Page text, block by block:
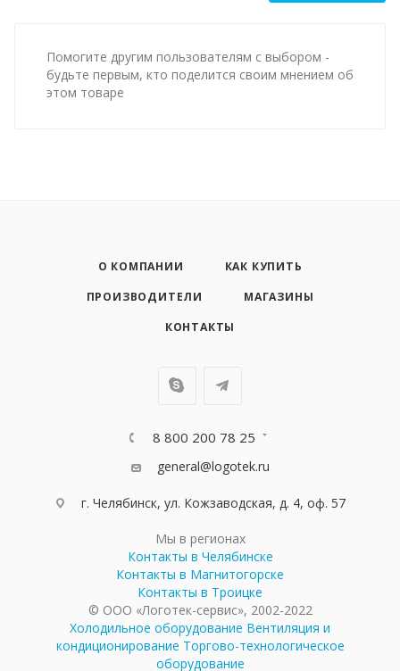
Помогите другим пользователям с выбором -
будьте первым, кто поделится своим мнением об
этом товаре
О КОМПАНИИ
КАК КУПИТЬ
ПРОИЗВОДИТЕЛИ
МАГАЗИНЫ
КОНТАКТЫ
8 800 200 78 25
general@logotek.ru
г. Челябинск, ул. Кожзаводская, д. 4, оф. 57
Мы в регионах
Контакты в Челябинске
Контакты в Магнитогорске
Контакты в Троицке
© ООО «Логотек-сервис», 2002-2022
Холодильное оборудование Вентиляция и
кондиционирование Торгово-технологическое
оборудование